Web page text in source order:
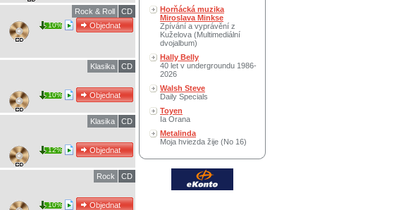
CD
Rock & Roll
10%
CD
Klasika
10%
CD
Klasika
12%
CD
Rock
10%
Horňácká muzika
Miroslava Minkse
Zpívání a vyprávění z
Kuželova (Multimediální
dvojalbum)
Hally Belly
40 let v undergroundu 1986-
2026
Walsh Steve
Daily Specials
Toyen
Ia Orana
Metalinda
Moja hviezda žije (No 16)